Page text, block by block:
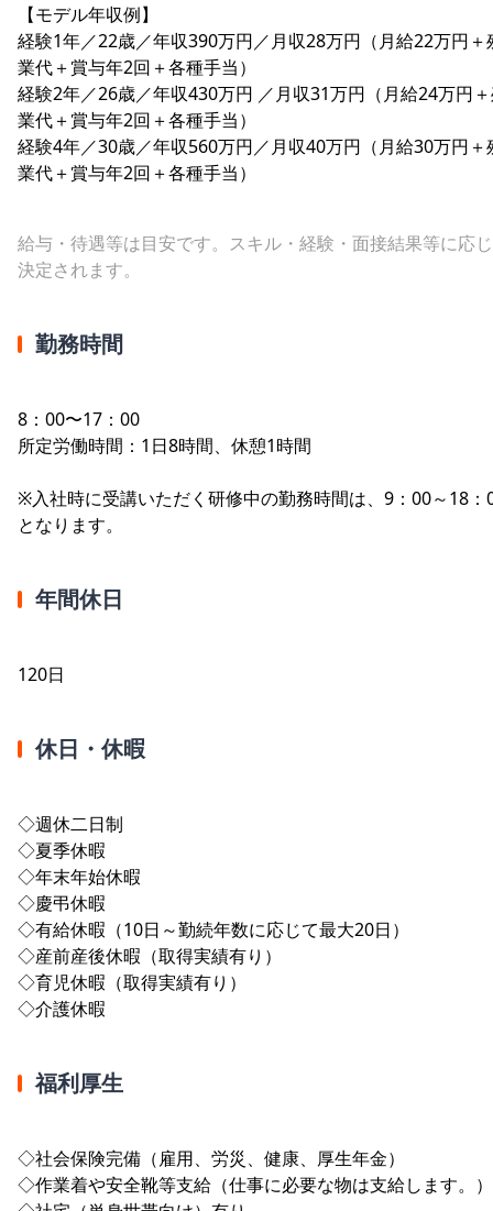
【モデル年収例】
経験1年／22歳／年収390万円／月収28万円（月給22万円＋
業代＋賞与年2回＋各種手当）
経験2年／26歳／年収430万円 ／月収31万円（月給24万円
業代＋賞与年2回＋各種手当）
経験4年／30歳／年収560万円／月収40万円（月給30万円＋
業代＋賞与年2回＋各種手当）
給与・待遇等は目安です。スキル・経験・面接結果等に応
決定されます。
勤務時間
8：00〜17：00
所定労働時間：1日8時間、休憩1時間
※入社時に受講いただく研修中の勤務時間は、9：00～18：
となります。
年間休日
120日
休日・休暇
◇週休二日制
◇夏季休暇
◇年末年始休暇
◇慶弔休暇
◇有給休暇（10日～勤続年数に応じて最大20日）
◇産前産後休暇（取得実績有り）
◇育児休暇（取得実績有り）
◇介護休暇
福利厚生
◇社会保険完備（雇用、労災、健康、厚生年金）
◇作業着や安全靴等支給（仕事に必要な物は支給します。）